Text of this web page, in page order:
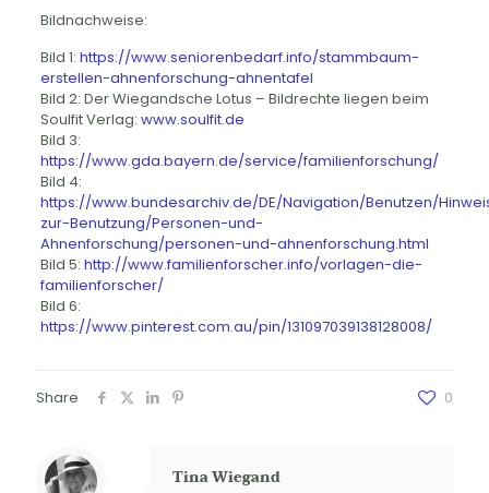
Bildnachweise:
Bild 1: https://www.seniorenbedarf.info/stammbaum-
erstellen-ahnenforschung-ahnentafel
Bild 2: Der Wiegandsche Lotus – Bildrechte liegen beim
Soulfit Verlag: www.soulfit.de
Bild 3:
https://www.gda.bayern.de/service/familienforschung/
Bild 4:
https://www.bundesarchiv.de/DE/Navigation/Benutzen/
zur-Benutzung/Personen-und-
Ahnenforschung/personen-und-ahnenforschung.html
Bild 5: http://www.familienforscher.info/vorlagen-die-
familienforscher/
Bild 6:
https://www.pinterest.com.au/pin/131097039138128008/
Share 0
Tina Wiegand